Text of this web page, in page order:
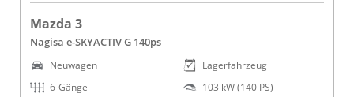
Mazda 3
Nagisa e-SKYACTIV G 140ps
Neuwagen
6-Gänge
Lagerfahrzeug
103 kW (140 PS)